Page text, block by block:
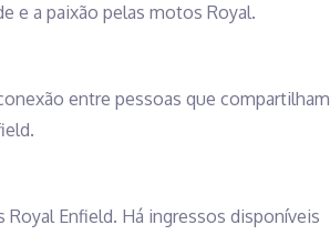
e a paixão pelas motos Royal.
entre pessoas que compartilham
Enfield. Há ingressos disponíveis